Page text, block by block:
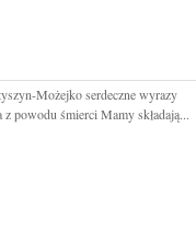
Możejko serdeczne wyrazy
z powodu śmierci Mamy składają...